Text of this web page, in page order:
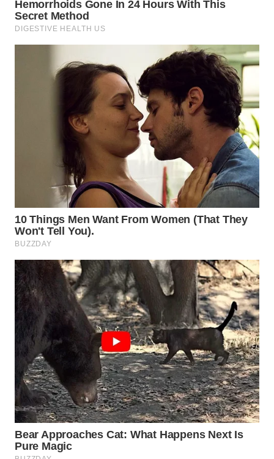
SUMEDANG
WN
TANGERANG
BINJAI
WN
WN
INDRAMAYU
WN
KUNINGAN
WN
MAJALENGKA
WN
SUBANG